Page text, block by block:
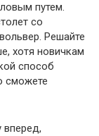
путем.
со
Решайте
хотя новичкам
способ
сможете